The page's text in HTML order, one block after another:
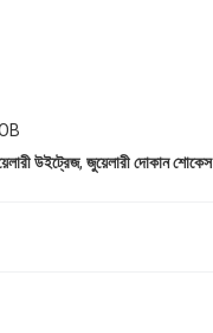
উইট্রেজ, জুয়েলারী দোকান শোকেস